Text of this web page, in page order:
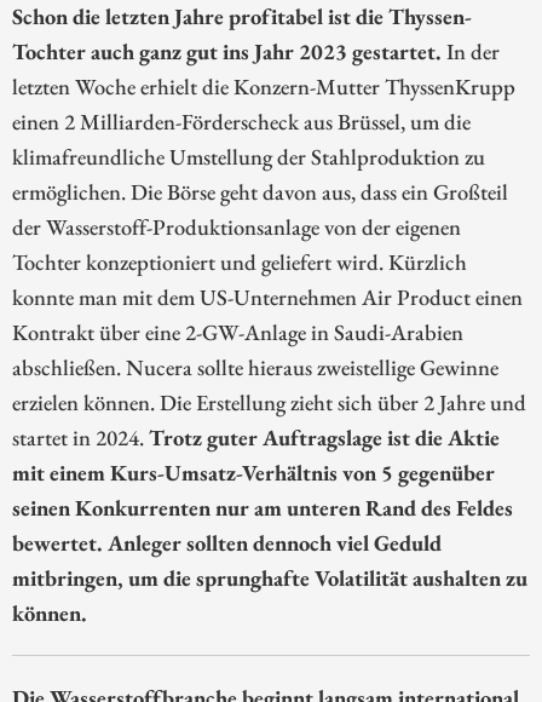
Schon die letzten Jahre profitabel ist die Thyssen-
Tochter auch ganz gut ins Jahr 2023 gestartet. In der
letzten Woche erhielt die Konzern-Mutter ThyssenKrupp
einen 2 Milliarden-Förderscheck aus Brüssel, um die
klimafreundliche Umstellung der Stahlproduktion zu
ermöglichen. Die Börse geht davon aus, dass ein Großteil
der Wasserstoff-Produktionsanlage von der eigenen
Tochter konzeptioniert und geliefert wird. Kürzlich
konnte man mit dem US-Unternehmen Air Product einen
Kontrakt über eine 2-GW-Anlage in Saudi-Arabien
abschließen. Nucera sollte hieraus zweistellige Gewinne
erzielen können. Die Erstellung zieht sich über 2 Jahre und
startet in 2024.Trotz guter Auftragslage ist die Aktie
mit einem Kurs-Umsatz-Verhältnis von 5 gegenüber
seinen Konkurrenten nur am unteren Rand des Feldes
bewertet. Anleger sollten dennoch viel Geduld
mitbringen, um die sprunghafte Volatilität aushalten zu
können.